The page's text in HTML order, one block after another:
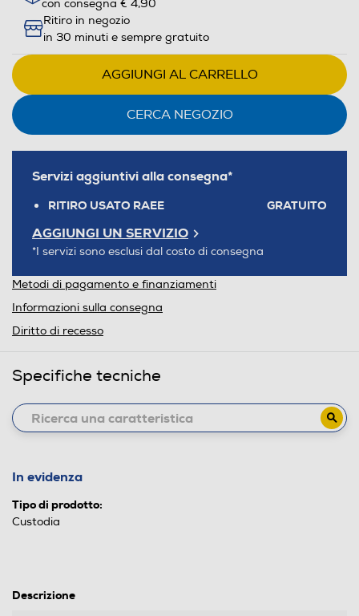
con consegna € 4,90
Ritiro in negozio
in 30 minuti e sempre gratuito
AGGIUNGI AL CARRELLO
CERCA NEGOZIO
Servizi aggiuntivi alla consegna*
RITIRO USATO RAEE GRATUITO
AGGIUNGI UN SERVIZIO
*I servizi sono esclusi dal costo di consegna
Metodi di pagamento e finanziamenti
Informazioni sulla consegna
Diritto di recesso
Specifiche tecniche
In evidenza
Tipo di prodotto:
Custodia
Descrizione